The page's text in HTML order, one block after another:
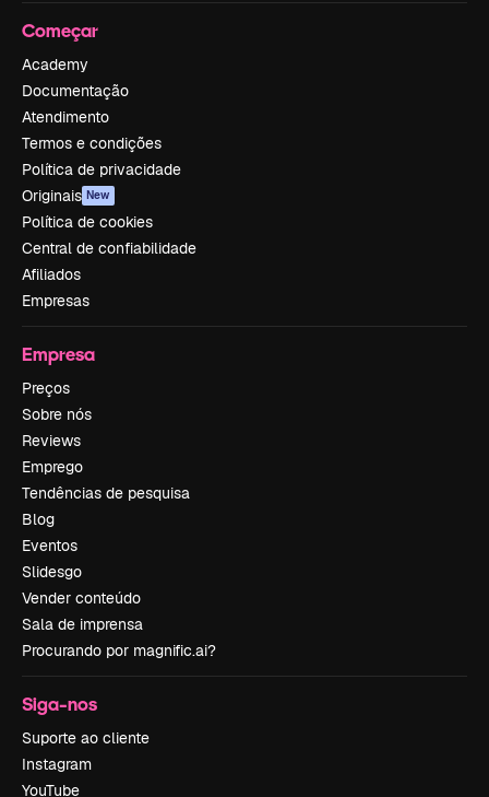
Começar
Academy
Documentação
Atendimento
Termos e condições
Política de privacidade
Originais New
Política de cookies
Central de confiabilidade
Afiliados
Empresas
Empresa
Preços
Sobre nós
Reviews
Emprego
Tendências de pesquisa
Blog
Eventos
Slidesgo
Vender conteúdo
Sala de imprensa
Procurando por magnific.ai?
Siga-nos
Suporte ao cliente
Instagram
YouTube